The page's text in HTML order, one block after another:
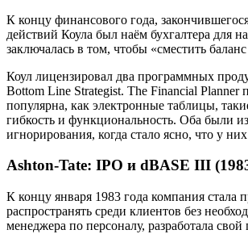
К концу финансового года,
действий Коула был наём бухгалтера для
заключалась в том, чтобы «сместить
Коул лицензировал два программных
Bottom Line Strategist. The Financial Planner
популярна, как электронные таблицы,
гибкость и функциональность. Оба были
игнорирования, когда стало ясно, что у
Ashton-Tate: IPO и dBASE III
К концу января 1983 года компания
распространять среди клиентов без
менеджера по персоналу, разработала